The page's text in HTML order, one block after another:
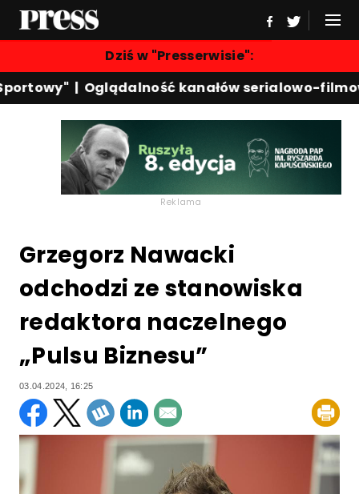
Dziś w "Presserwisie":
|Oglądalność kanałów serialowo-
Reklama
Grzegorz Nawacki
odchodzi ze stanowiska
redaktora naczelnego
„Pulsu Biznesu”
03.04.2024, 16:25